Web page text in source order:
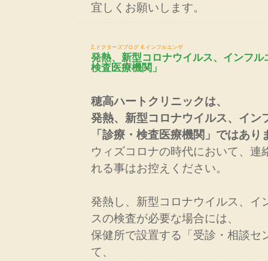
宜しくお願いします。
2.ドクターズブログ 4.インフルエンザ
発熱、新型コロナウイルス、インフ
検査医療機関」
穂高ハートクリニックは、
発熱、新型コロナウイルス、イン
「診療・検査医療機関」ではあり
ウィズコロナの時代において、連
れる事はお控えください。
発熱し、新型コロナウイルス、イ
スの検査が必要な場合には、
保健所で設置する「受診・相談セ
て、